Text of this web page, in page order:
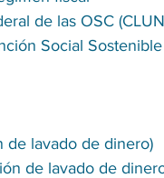
de las OSC
Social Sostenible
de lavado de dinero)
de lavado de